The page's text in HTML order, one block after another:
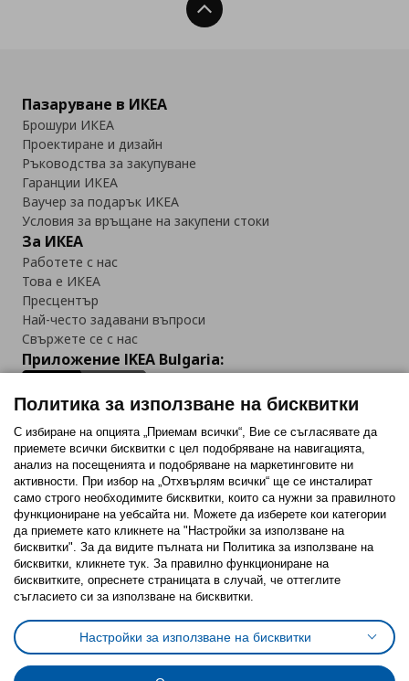
Нагоре
Пазаруване в ИКЕА
Брошури ИКЕА
Проектиране и дизайн
Ръководства за закупуване
Гаранции ИКЕА
Ваучер за подарък ИКЕА
Условия за връщане на закупени стоки
За ИКЕА
Работете с нас
Това е ИКЕА
Пресцентър
Най-често задавани въпроси
Свържете се с нас
Приложение IKEA Bulgaria:
Последвайте ни:
FacebookTwitterYoutubePinterestInstagram
Политика за използване на бисквитки (Cookies)
Избор на настройки за използване на бисквитки
Условия за ползване на ikea.bgОбща политика за личните данни
Политика за защита на личните данни на ikea.bg
Политика за използване на бисквитки
С избиране на опцията „Приемам всички“, Вие се съгласявате да
приемете всички бисквитки с цел подобряване на навигацията,
анализ на посещенията и подобряване на маркетинговите ни
активности. При избор на „Отхвърлям всички“ ще се инсталират
само строго необходимитe бисквитки, които са нужни за правилното
функциониране на уебсайта ни. Можете да изберете кои категории
да приемете като кликнете на "Настройки за използване на
бисквитки". За да видите пълната ни Политика за използване на
бисквитки, кликнете тук. За правилно функциониране на
бисквитките, опреснете страницата в случай, че оттеглите
съгласието си за използване на бисквитки.
Настройки за използване на бисквитки